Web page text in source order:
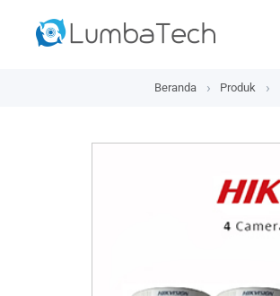
Beranda Produk